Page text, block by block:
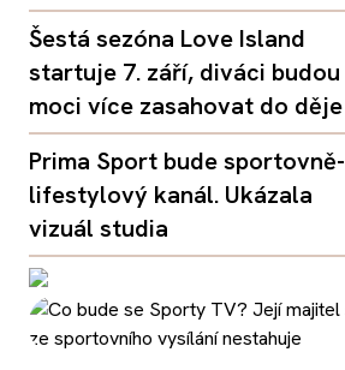
Šestá sezóna Love Island
startuje 7. září, diváci budou
moci více zasahovat do děje
Prima Sport bude sportovně-
lifestylový kanál. Ukázala
vizuál studia